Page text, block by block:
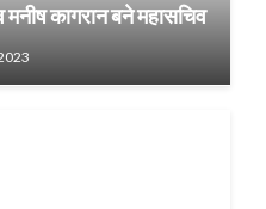
मनीष कागरान बने महासचिव